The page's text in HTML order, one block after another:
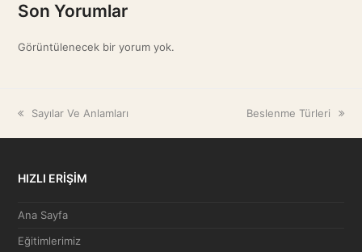
Son Yorumlar
Görüntülenecek bir yorum yok.
previous
Sayılar Ve Anlamları
next
Beslenme Türleri
HIZLI ERİŞİM
Ana Sayfa
Eğitimlerimiz